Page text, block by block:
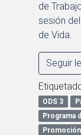
de
sesión
de Vida.
Seguir
ODS 3
Programa